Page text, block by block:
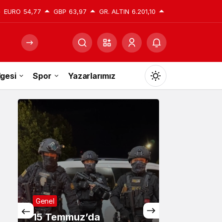
EURO 54,77 GBP 63,97 GR. ALTIN 6.201,10
Spor Yazarlarımız
Mod
değiştir
Gündüz Modu
Gündüz modunu seçin.
Gece Modu
Gece modunu seçin.